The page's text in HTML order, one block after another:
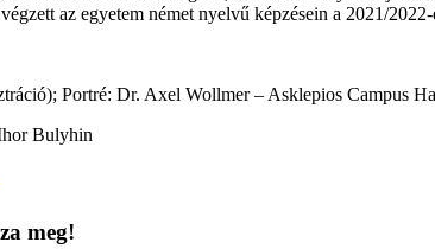
az egyetem német nyelvű képzésein a 2021/2022-
Portré: Dr. Axel Wollmer – Asklepios Campus
Bulyhin
meg!